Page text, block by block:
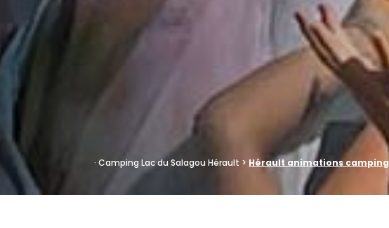
·Camping Lac du Salagou Hérault > Hérault animations camping